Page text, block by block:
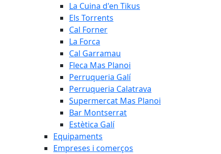
La Cuina d'en Tikus
Els Torrents
Cal Forner
La Forca
Cal Garramau
Fleca Mas Planoi
Perruqueria Galí
Perruqueria Calatrava
Supermercat Mas Planoi
Bar Montserrat
Estètica Galí
Equipaments
Empreses i comerços